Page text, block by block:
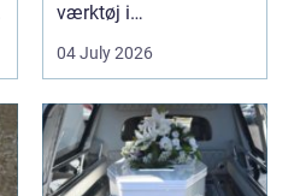
værktøj i
sundhedssektoren.
Klinikker, praksis og
beh...
04 July 2026